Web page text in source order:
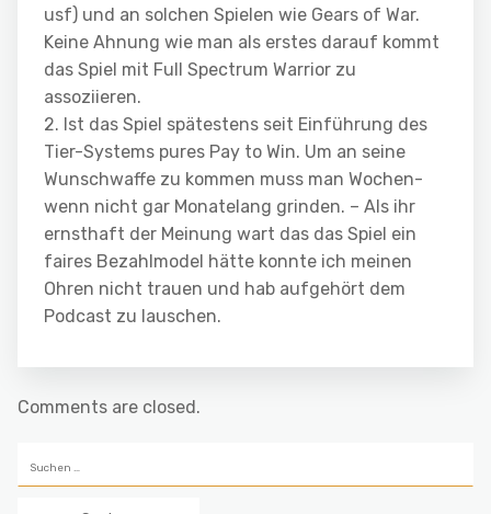
usf) und an solchen Spielen wie Gears of War.
Keine Ahnung wie man als erstes darauf kommt
das Spiel mit Full Spectrum Warrior zu
assoziieren.
2. Ist das Spiel spätestens seit Einführung des
Tier-Systems pures Pay to Win. Um an seine
Wunschwaffe zu kommen muss man Wochen-
wenn nicht gar Monatelang grinden. – Als ihr
ernsthaft der Meinung wart das das Spiel ein
faires Bezahlmodel hätte konnte ich meinen
Ohren nicht trauen und hab aufgehört dem
Podcast zu lauschen.
Comments are closed.
nach: